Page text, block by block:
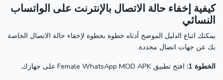
كيفية إخفاء حالة الاتصال بالإنترنت على الواتساب
النسائي
يمكنك اتباع الدليل الموضح أدناه خطوة بخطوة لإخفاء حالة الاتصال الخاصة
بك عن جهات اتصال محددة.
الخطوة 1:
افتح تطبيق Female WhatsApp MOD APK على جهازك.